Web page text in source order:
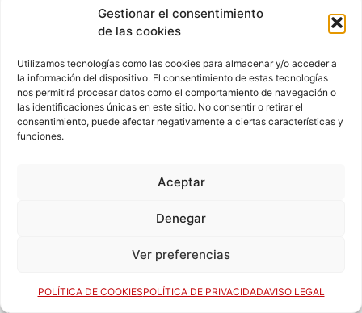
Gestionar el consentimiento
de las cookies
Utilizamos tecnologías como las cookies para almacenar y/o acceder a
la información del dispositivo. El consentimiento de estas tecnologías
nos permitirá procesar datos como el comportamiento de navegación o
las identificaciones únicas en este sitio. No consentir o retirar el
consentimiento, puede afectar negativamente a ciertas características y
funciones.
Aceptar
Denegar
Ver preferencias
POLÍTICA DE COOKIESPOLÍTICA DE PRIVACIDADAVISO LEGAL
TEMPORADA 2003-04
TEMPORADA 2003-04
TEMPORADA 2003-04